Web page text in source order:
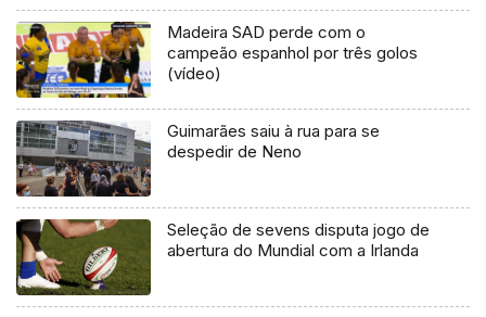
Madeira SAD perde com o
campeão espanhol por três golos
(vídeo)
Guimarães saiu à rua para se
despedir de Neno
Seleção de sevens disputa jogo de
abertura do Mundial com a Irlanda